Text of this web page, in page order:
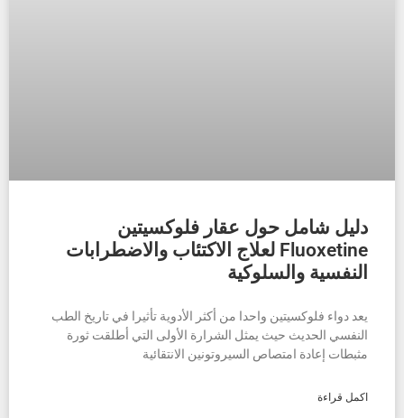
دليل شامل حول عقار فلوكسيتين
Fluoxetine لعلاج الاكتئاب والاضطرابات
النفسية والسلوكية
يعد دواء فلوكسيتين واحدا من أكثر الأدوية تأثيرا في تاريخ الطب
النفسي الحديث حيث يمثل الشرارة الأولى التي أطلقت ثورة
مثبطات إعادة امتصاص السيروتونين الانتقائية
اكمل قراءة